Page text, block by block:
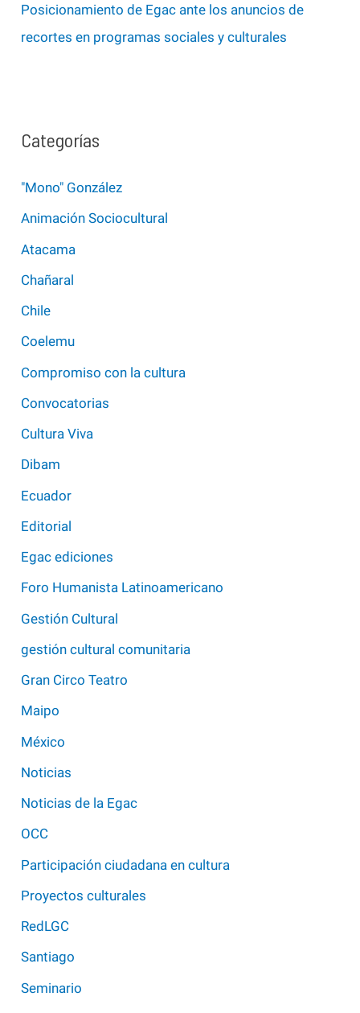
Posicionamiento de Egac ante los anuncios de
recortes en programas sociales y culturales
Categorías
"Mono" González
Animación Sociocultural
Atacama
Chañaral
Chile
Coelemu
Compromiso con la cultura
Convocatorias
Cultura Viva
Dibam
Ecuador
Editorial
Egac ediciones
Foro Humanista Latinoamericano
Gestión Cultural
gestión cultural comunitaria
Gran Circo Teatro
Maipo
México
Noticias
Noticias de la Egac
OCC
Participación ciudadana en cultura
Proyectos culturales
RedLGC
Santiago
Seminario